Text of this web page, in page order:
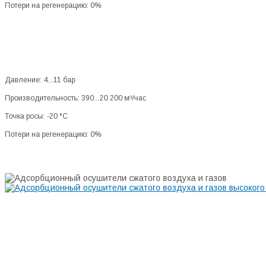
Потери на регенерацию: 0%
Давление: 4...11 бар
Производительность: 390...20 200 м³/час
Точка росы: -20 °C
Потери на регенерацию: 0%